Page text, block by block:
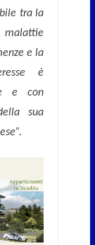
tra la
e la
è
e con
sua